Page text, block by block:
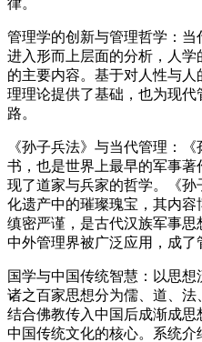
管理学的创新与管理哲学：
进入形而上层面的分析，人
的主要内容。基于对人性与
理理论提供了基础，也为现
路。
《孙子兵法》与当代管理：
书，也是世界上最早的军事著
现了道家与兵家的哲学。《
化遗产中的璀璨瑰宝，其内
缜密严谨，是古代汉族军事
中外管理界被广泛应用，成了
国学与中国传统智慧：以思
诸之百家思想分为儒、道、法
结合佛教传入中国后成渐成
中国传统文化的核心。系统